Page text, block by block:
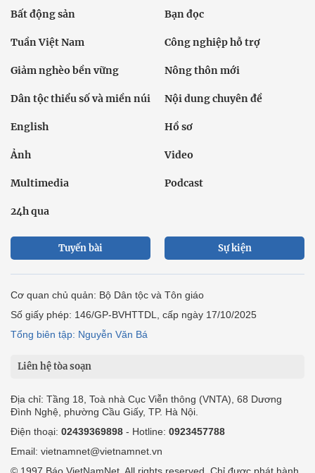
Bất động sản Bạn đọc
Tuần Việt Nam Công nghiệp hỗ trợ
Giảm nghèo bền vững Nông thôn mới
Dân tộc thiểu số và miền núi Nội dung chuyên đề
English Hồ sơ
Ảnh Video
Multimedia Podcast
24h qua
Tuyến bài Sự kiện
Cơ quan chủ quản: Bộ Dân tộc và Tôn giáo
Số giấy phép: 146/GP-BVHTTDL, cấp ngày 17/10/2025
Tổng biên tập: Nguyễn Văn Bá
Liên hệ tòa soạn
Địa chỉ: Tầng 18, Toà nhà Cục Viễn thông (VNTA), 68 Dương
Đình Nghệ, phường Cầu Giấy, TP. Hà Nội.
Điện thoại: 02439369898 - Hotline: 0923457788
Email: vietnamnet@vietnamnet.vn